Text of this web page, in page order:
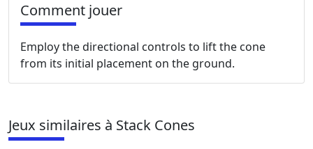
Comment jouer
Employ the directional controls to lift the cone
from its initial placement on the ground.
Jeux similaires à Stack Cones